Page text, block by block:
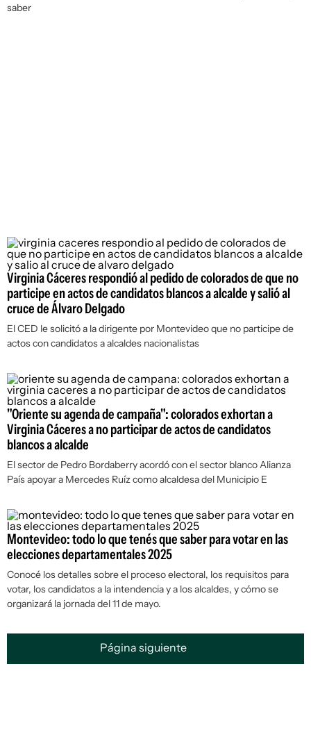
saber
Virginia Cáceres respondió al pedido de colorados de que no
participe en actos de candidatos blancos a alcalde y salió al
cruce de Álvaro Delgado
El CED le solicitó a la dirigente por Montevideo que no participe de
actos con candidatos a alcaldes nacionalistas
"Oriente su agenda de campaña": colorados exhortan a
Virginia Cáceres a no participar de actos de candidatos
blancos a alcalde
El sector de Pedro Bordaberry acordó con el sector blanco Alianza
País apoyar a Mercedes Ruíz como alcaldesa del Municipio E
Montevideo: todo lo que tenés que saber para votar en las
elecciones departamentales 2025
Conocé los detalles sobre el proceso electoral, los requisitos para
votar, los candidatos a la intendencia y a los alcaldes, y cómo se
organizará la jornada del 11 de mayo.
Página siguiente